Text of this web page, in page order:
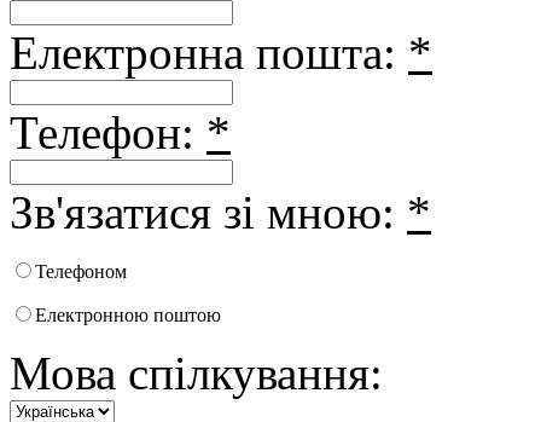
Електронна пошта: *
Телефон: *
Зв'язатися зі мною: *
Телефоном
Електронною поштою
Мова спілкування: